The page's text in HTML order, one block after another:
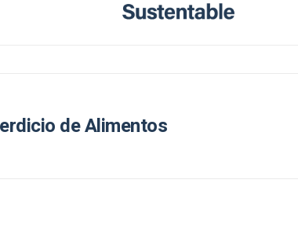
de Alimentos